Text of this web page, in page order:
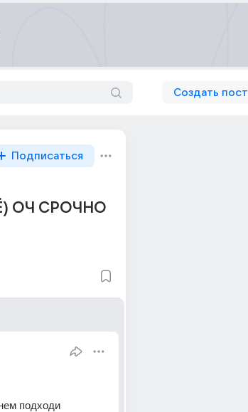
Создать пост
Подписаться
ОЧ СРОЧНО
подходи